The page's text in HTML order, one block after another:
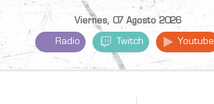
Viernes, 07 Agosto 2026
Radio Twitch Youtube